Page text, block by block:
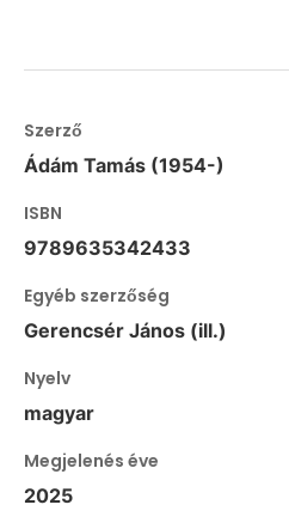
Szerző
Ádám Tamás (1954-)
ISBN
9789635342433
Egyéb szerzőség
Gerencsér János (ill.)
Nyelv
magyar
Megjelenés éve
2025